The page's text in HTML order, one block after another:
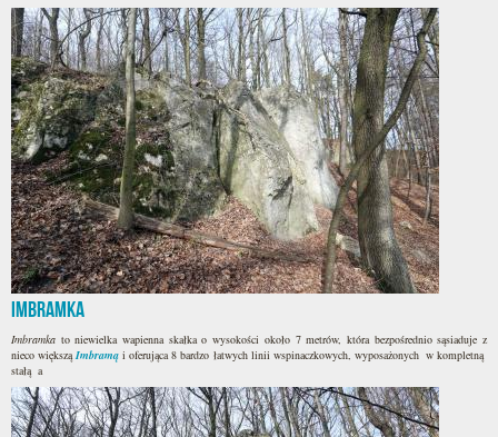
Imbramka
Imbramka to niewielka wapienna skałka o wysokości około 7 metrów, która bezpośrednio sąsiaduje z
nieco większąImbramąi oferująca 8 bardzo łatwych linii wspinaczkowych, wyposażonych w kompletną
stałą a